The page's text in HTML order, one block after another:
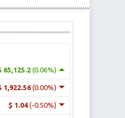
65,125.2(0.06%)
1,922.56(0.00%)
$ 1.04(-0.50%)